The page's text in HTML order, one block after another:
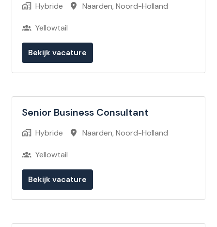
Hybride Naarden, Noord-Holland
Yellowtail
Bekijk vacature
Senior Business Consultant
Hybride Naarden, Noord-Holland
Yellowtail
Bekijk vacature